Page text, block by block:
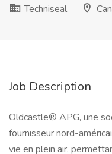
Techniseal
Job Description
Oldcastle® APG, une
fournisseur nord-
vie en plein air,